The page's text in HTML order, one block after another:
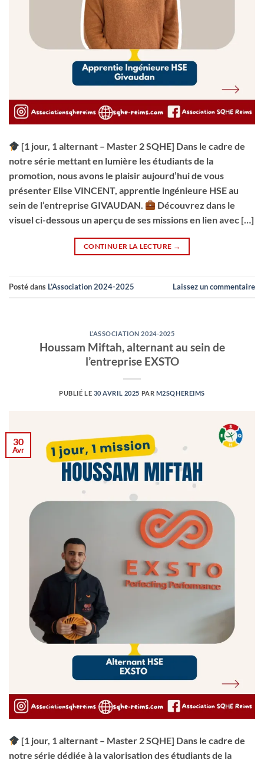
[1 jour, 1 alternant – Master 2 SQHE] Dans le cadre de
notre série mettant en lumière les étudiants de la
promotion, nous avons le plaisir aujourd’hui de vous
présenter Elise VINCENT, apprentie ingénieure HSE au
sein de l’entreprise GIVAUDAN.
Découvrez dans le
visuel ci-dessous un aperçu de ses missions en lien avec […]
CONTINUER LA LECTURE →
Posté dans L’Association 2024-2025 Laissez un commentaire
L’ASSOCIATION 2024-2025
Houssam Miftah, alternant au sein de
l’entreprise EXSTO
PUBLIÉ LE 30 AVRIL 2025 PAR M2SQHEREIMS
30
Avr
[1 jour, 1 alternant – Master 2 SQHE] Dans le cadre de
notre série dédiée à la valorisation des étudiants de la